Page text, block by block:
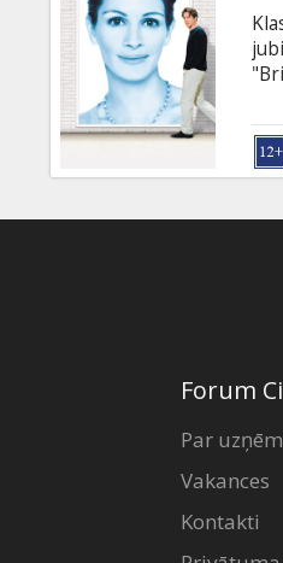
Dāvanu
kartes
Uzkodas
B2B
Forum
Par
Vakances
Kontakti